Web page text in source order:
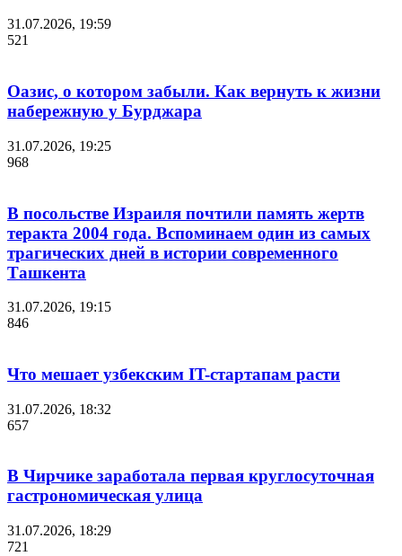
31.07.2026, 19:59
521
Оазис, о котором забыли. Как вернуть к жизни
набережную у Бурджара
31.07.2026, 19:25
968
В посольстве Израиля почтили память жертв
теракта 2004 года. Вспоминаем один из самых
трагических дней в истории современного
Ташкента
31.07.2026, 19:15
846
Что мешает узбекским IT-стартапам расти
31.07.2026, 18:32
657
В Чирчике заработала первая круглосуточная
гастрономическая улица
31.07.2026, 18:29
721